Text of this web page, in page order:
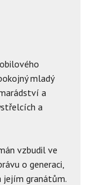
mladý
a
a
vzbudil ve
o generaci,
jejím granátům.